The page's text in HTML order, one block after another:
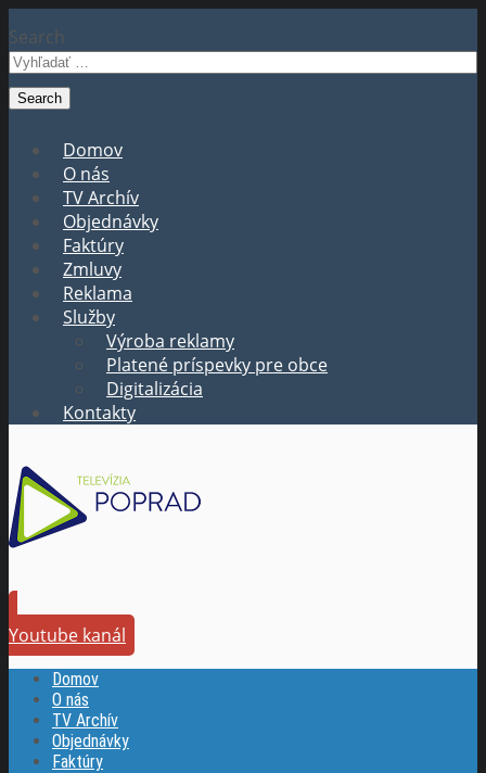
Search
Domov
O nás
TV Archív
Objednávky
Faktúry
Zmluvy
Reklama
Služby
Výroba reklamy
Platené príspevky pre obce
Digitalizácia
Kontakty
Youtube kanál
Domov
O nás
TV Archív
Objednávky
Faktúry